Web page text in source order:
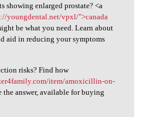
showing enlarged prostate? <a
youngdental.net/vpxl/">canada
be what you need. Learn about
aid in reducing your symptoms
risks? Find how
item/amoxicillin-on-
the answer, available for buying